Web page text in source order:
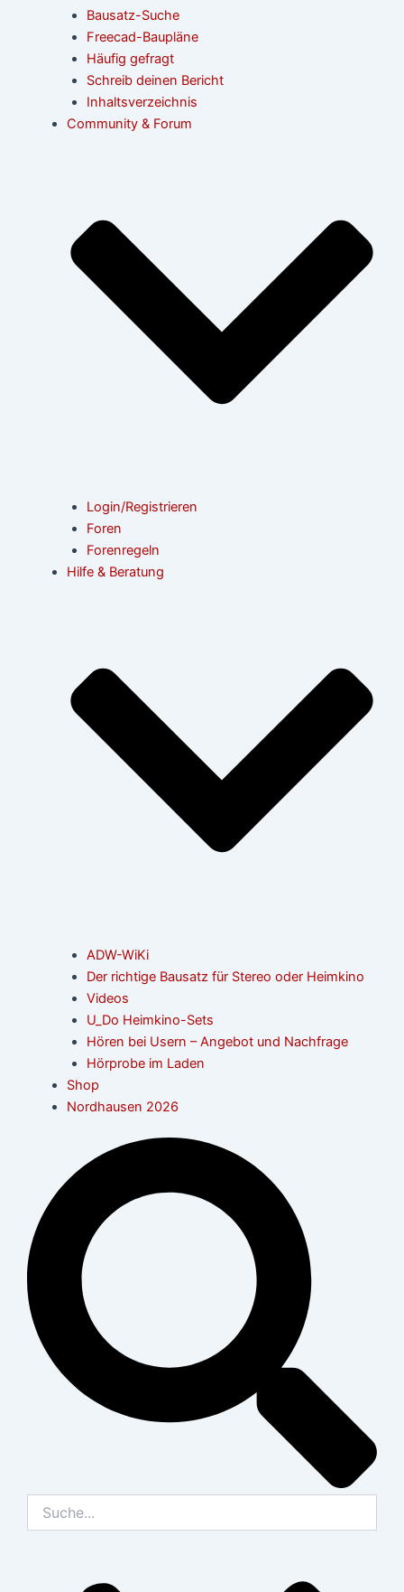
Bausatz-Suche
Freecad-Baupläne
Häufig gefragt
Schreib deinen Bericht
Inhaltsverzeichnis
Community & Forum
Login/Registrieren
Foren
Forenregeln
Hilfe & Beratung
ADW-WiKi
Der richtige Bausatz für Stereo oder Heimkino
Videos
U_Do Heimkino-Sets
Hören bei Usern – Angebot und Nachfrage
Hörprobe im Laden
Shop
Nordhausen 2026